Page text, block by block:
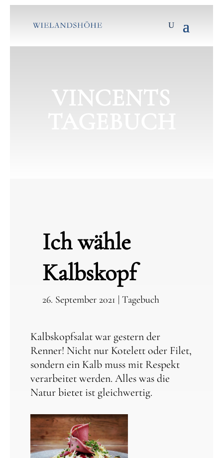
VINCENTS
Ich wähle
Kalbskopf
26. September 2021 | Tagebuch
Kalbskopfsalat war gestern der
Renner! Nicht nur Kotelett oder Filet,
sondern ein Kalb muss mit Respekt
verarbeitet werden. Alles was die
Natur bietet ist gleichwertig.